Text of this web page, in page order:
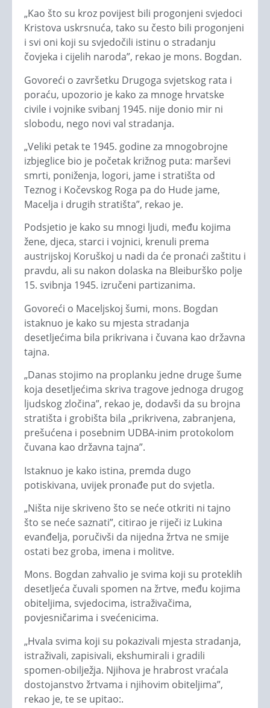
„Kao što su kroz povijest bili progonjeni svjedoci
Kristova uskrsnuća, tako su često bili progonjeni
i svi oni koji su svjedočili istinu o stradanju
čovjeka i cijelih naroda”, rekao je mons. Bogdan.
Govoreći o završetku Drugoga svjetskog rata i
poraću, upozorio je kako za mnoge hrvatske
civile i vojnike svibanj 1945. nije donio mir ni
slobodu, nego novi val stradanja.
„Veliki petak te 1945. godine za mnogobrojne
izbjeglice bio je početak križnog puta: marševi
smrti, poniženja, logori, jame i stratišta od
Teznog i Kočevskog Roga pa do Hude jame,
Macelja i drugih stratišta”, rekao je.
Podsjetio je kako su mnogi ljudi, među kojima
žene, djeca, starci i vojnici, krenuli prema
austrijskoj Koruškoj u nadi da će pronaći zaštitu i
pravdu, ali su nakon dolaska na Bleiburško polje
15. svibnja 1945. izručeni partizanima.
Govoreći o Maceljskoj šumi, mons. Bogdan
istaknuo je kako su mjesta stradanja
desetljećima bila prikrivana i čuvana kao državna
tajna.
„Danas stojimo na proplanku jedne druge šume
koja desetljećima skriva tragove jednoga drugog
ljudskog zločina”, rekao je, dodavši da su brojna
stratišta i grobišta bila „prikrivena, zabranjena,
prešućena i posebnim UDBA-inim protokolom
čuvana kao državna tajna”.
Istaknuo je kako istina, premda dugo
potiskivana, uvijek pronađe put do svjetla.
„Ništa nije skriveno što se neće otkriti ni tajno
što se neće saznati”, citirao je riječi iz Lukina
evanđelja, poručivši da nijedna žrtva ne smije
ostati bez groba, imena i molitve.
Mons. Bogdan zahvalio je svima koji su proteklih
desetljeća čuvali spomen na žrtve, među kojima
obiteljima, svjedocima, istraživačima,
povjesničarima i svećenicima.
„Hvala svima koji su pokazivali mjesta stradanja,
istraživali, zapisivali, ekshumirali i gradili
spomen-obilježja. Njihova je hrabrost vraćala
dostojanstvo žrtvama i njihovim obiteljima”,
rekao je, te se upitao:.